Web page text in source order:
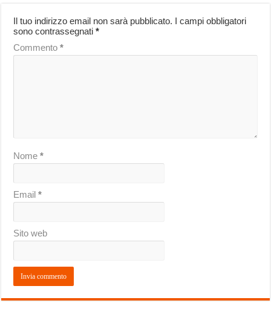
Il tuo indirizzo email non sarà pubblicato. I campi obbligatori
sono contrassegnati*
Commento*
Nome*
Email*
Sito web